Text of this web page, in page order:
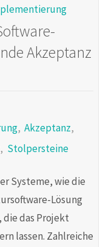
Akzeptanz
, Akzeptanz,
, Stolpersteine
Systeme, wie die
Lösung
das Projekt
lassen. Zahlreiche